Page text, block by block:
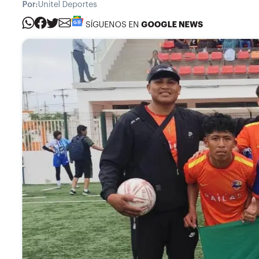
Por:Unitel Deportes
SÍGUENOS EN GOOGLE NEWS